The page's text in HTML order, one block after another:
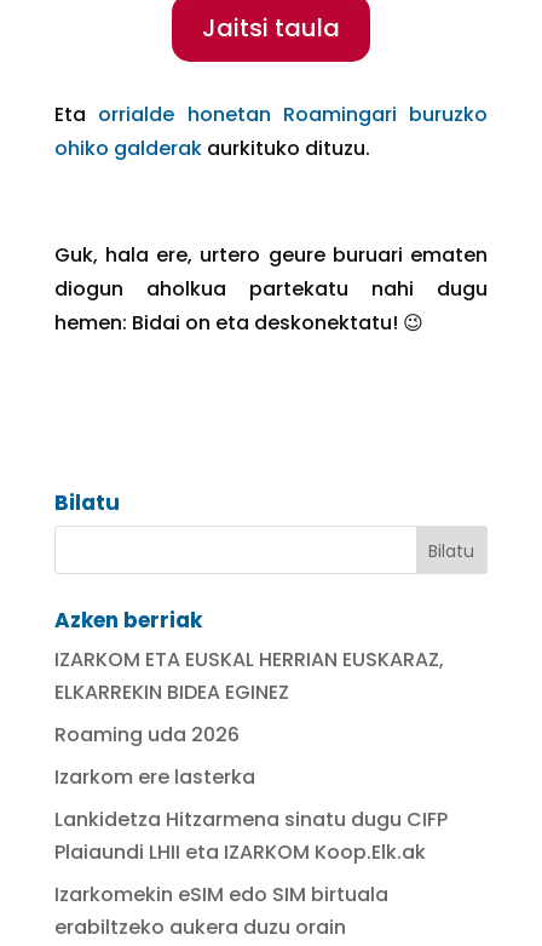
Jaitsi taula
Eta orrialde honetan Roamingari buruzko
ohiko galderakaurkituko dituzu.
Guk, hala ere, urtero geure buruari ematen
diogun aholkua partekatu nahi dugu
hemen: Bidai on eta deskonektatu! 😉
Bilatu
Azken berriak
IZARKOM ETA EUSKAL HERRIAN EUSKARAZ,
ELKARREKIN BIDEA EGINEZ
Roaming uda 2026
Izarkom ere lasterka
Lankidetza Hitzarmena sinatu dugu CIFP
Plaiaundi LHII eta IZARKOM Koop.Elk.ak
Izarkomekin eSIM edo SIM birtuala
erabiltzeko aukera duzu orain